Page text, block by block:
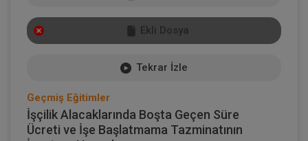
Ekli Dosya
Tekrar İzle
Geçmiş Eğitimler
İşçilik Alacaklarında Boşta Geçen Süre
Ücreti ve İşe Başlatmama Tazminatının